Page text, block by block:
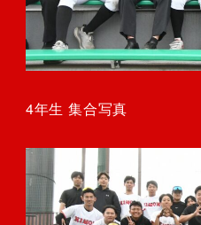
4年生 集合写真